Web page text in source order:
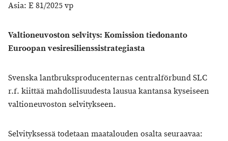
Asia: E 81/2025 vp
Valtioneuvoston selvitys: Komission tiedonanto
Euroopan vesiresilienssistrategiasta
Svenska lantbruksproducenternas centralförbund SLC
r.f. kiittää mahdollisuudesta lausua kantansa kyseiseen
valtioneuvoston selvitykseen.
Selvityksessä todetaan maatalouden osalta seuraavaa: